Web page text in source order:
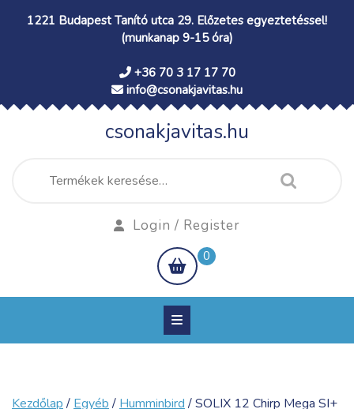
1221 Budapest Tanító utca 29. Előzetes egyeztetéssel!
(munkanap 9-15 óra)
+36 70 3 17 17 70
info@csonakjavitas.hu
csonakjavitas.hu
Keresés
a
Login / Register
shopping
cart
0
Kezdőlap/ Egyéb/ Humminbird/ SOLIX 12 Chirp Mega SI+